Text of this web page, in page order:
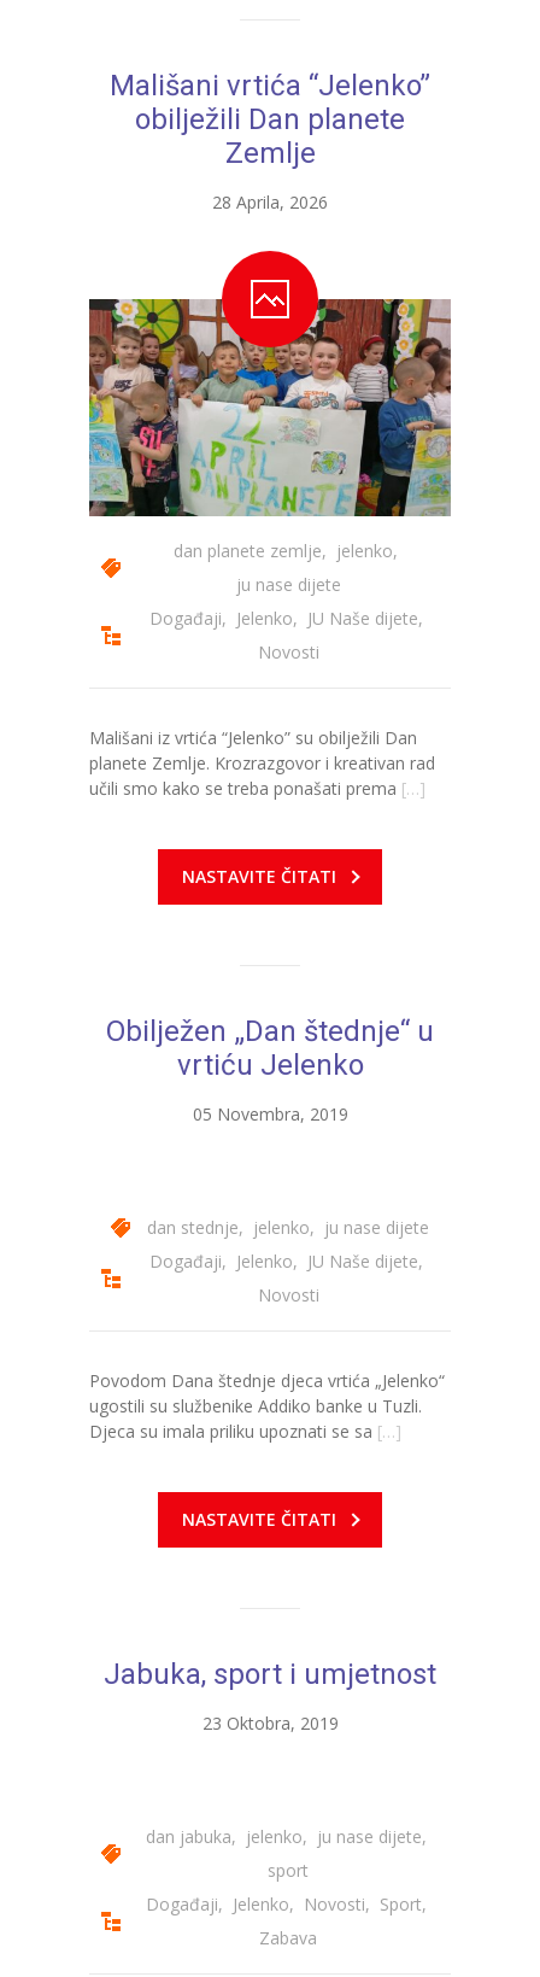
-- Javne nabavke
---- Plan javnih nabavki
---- Osnovni elementi ugovora
---- Odluke o izboru i poništenju
---- Nabavka usluga iz anexa II dio B
-- Konkursi
Edukacije
-- Edukacije za roditelje
-- Edukacije zaposlenika
Za roditelje
-- Jelovnik za djecu
Projekti
Mališani vrtića “Jelenko”
obilježili Dan planete
Zemlje
28 Aprila, 2026
dan planete zemlje, jelenko,
ju nase dijete
Događaji, Jelenko, JU Naše dijete,
Novosti
Mališani iz vrtića “Jelenko” su obilježili Dan
planete Zemlje. Krozrazgovor i kreativan rad
učili smo kako se treba ponašati prema […]
NASTAVITE ČITATI
Obilježen „Dan štednje“ u
vrtiću Jelenko
05 Novembra, 2019
dan stednje, jelenko, ju nase dijete
Događaji, Jelenko, JU Naše dijete,
Novosti
Povodom Dana štednje djeca vrtića „Jelenko“
ugostili su službenike Addiko banke u Tuzli.
Djeca su imala priliku upoznati se sa […]
NASTAVITE ČITATI
Jabuka, sport i umjetnost
23 Oktobra, 2019
dan jabuka, jelenko, ju nase dijete,
sport
Događaji, Jelenko, Novosti, Sport,
Zabava